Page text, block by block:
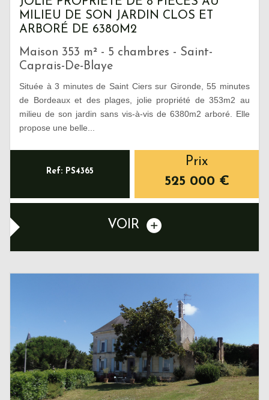
MILIEU DE SON JARDIN CLOS ET
ARBORÉ DE 6380M2
Maison 353 m² - 5 chambres - Saint-
Caprais-De-Blaye
Située à 3 minutes de Saint Ciers sur Gironde, 55 minutes
de Bordeaux et des plages, jolie propriété de 353m2 au
milieu de son jardin sans vis-à-vis de 6380m2 arboré. Elle
propose une belle...
Ref: PS4365
Prix
525 000 €
VOIR